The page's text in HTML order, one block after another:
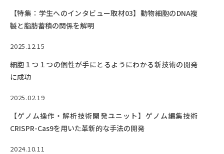
PAMPHLET
教員一覧
BULLETIN
【特集：学生へのインタビュー取材03】動物細胞のDNA複
製と脂肪蓄積の関係を解明
2025.12.15
細胞１つ１つの個性が手にとるようにわかる新技術の開発
に成功
2025.02.19
【ゲノム操作・解析技術開発ユニット】ゲノム編集技術
CRISPR-Cas9を用いた革新的な手法の開発
2024.10.11